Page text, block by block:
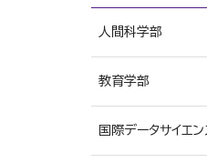
人間科学部
心理学専攻
仏教学専攻
社会福祉専攻
教育学部
小学校専修
国際データサイエ